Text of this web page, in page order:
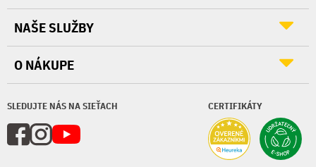
SLEDUJTE NÁS NA SIEŤACH CERTIFIKÁTY
NAŠE SLUŽBY
O NÁKUPE